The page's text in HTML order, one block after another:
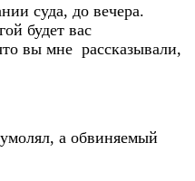
суда, до вечера.
будет вас
вы мне рассказывали,
а обвиняемый